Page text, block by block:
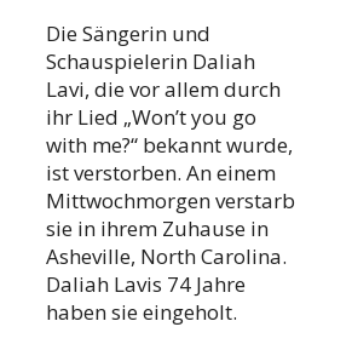
Die Sängerin und
Schauspielerin Daliah
Lavi, die vor allem durch
ihr Lied „Won’t you go
with me?“ bekannt wurde,
ist verstorben. An einem
Mittwochmorgen verstarb
sie in ihrem Zuhause in
Asheville, North Carolina.
Daliah Lavis 74 Jahre
haben sie eingeholt.